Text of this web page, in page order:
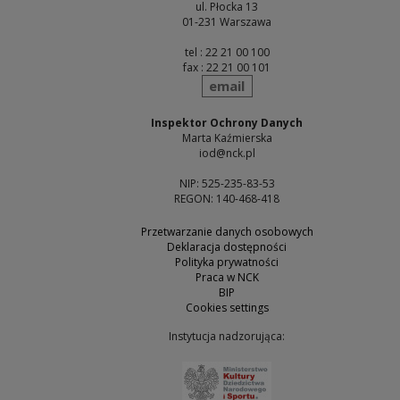
ul. Płocka 13
01-231 Warszawa
tel : 22 21 00 100
fax : 22 21 00 101
send
email
Inspektor Ochrony Danych
Marta Kaźmierska
iod@nck.pl
NIP: 525-235-83-53
REGON: 140-468-418
Przetwarzanie danych osobowych
Deklaracja dostępności
Polityka prywatności
Praca w NCK
BIP
Cookies settings
Instytucja nadzorująca: